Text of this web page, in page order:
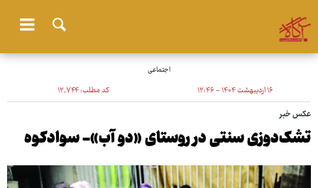
اجتماعی
۱۶ اردیبهشت ۱۴۰۴ - ۱۲:۴۶ کد مطلب:۱۲٬۷۴۴
عکس خبر
تشک‌دوزی سنتی در روستای «دو آب»- سوادکوه